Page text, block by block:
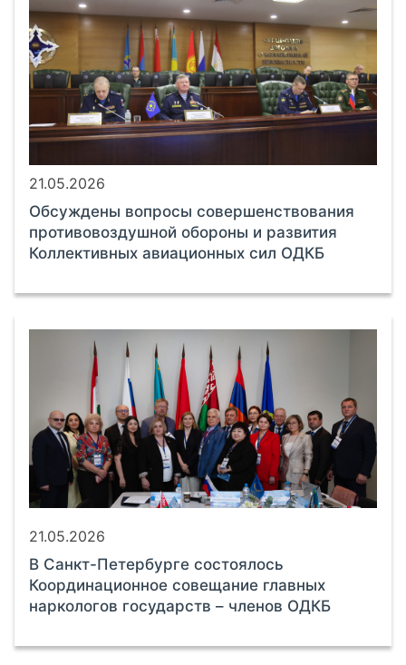
21.05.2026
Обсуждены вопросы совершенствования
противовоздушной обороны и развития
Коллективных авиационных сил ОДКБ
21.05.2026
В Санкт-Петербурге состоялось
Координационное совещание главных
наркологов государств – членов ОДКБ